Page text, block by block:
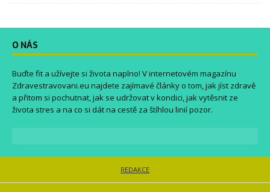
O NÁS
Buďte fit a užívejte si života naplno! V internetovém magazínu
Zdravestravovani.eu najdete zajímavé články o tom, jak jíst zdravě
a přitom si pochutnat, jak se udržovat v kondici, jak vytěsnit ze
života stres a na co si dát na cestě za štíhlou linií pozor.
REDAKCE